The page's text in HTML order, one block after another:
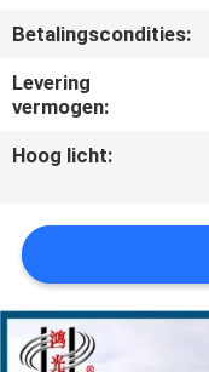
NIEUWS
VERZOEK
CITAAT
SITEMAP
Betalingscondities:
Levering
vermogen:
Hoog licht: